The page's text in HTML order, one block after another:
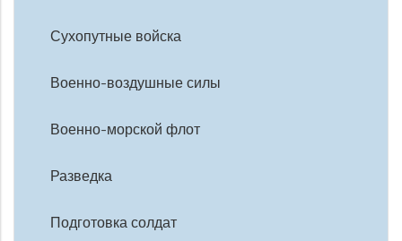
Сухопутные войска
Военно-воздушные силы
Военно-морской флот
Разведка
Подготовка солдат